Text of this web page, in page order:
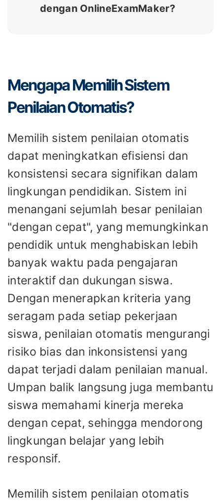
dengan OnlineExamMaker?
Mengapa Memilih Sistem
Penilaian Otomatis?
Memilih sistem penilaian otomatis
dapat meningkatkan efisiensi dan
konsistensi secara signifikan dalam
lingkungan pendidikan. Sistem ini
menangani sejumlah besar penilaian
"dengan cepat", yang memungkinkan
pendidik untuk menghabiskan lebih
banyak waktu pada pengajaran
interaktif dan dukungan siswa.
Dengan menerapkan kriteria yang
seragam pada setiap pekerjaan
siswa, penilaian otomatis mengurangi
risiko bias dan inkonsistensi yang
dapat terjadi dalam penilaian manual.
Umpan balik langsung juga membantu
siswa memahami kinerja mereka
dengan cepat, sehingga mendorong
lingkungan belajar yang lebih
responsif.
Memilih sistem penilaian otomatis